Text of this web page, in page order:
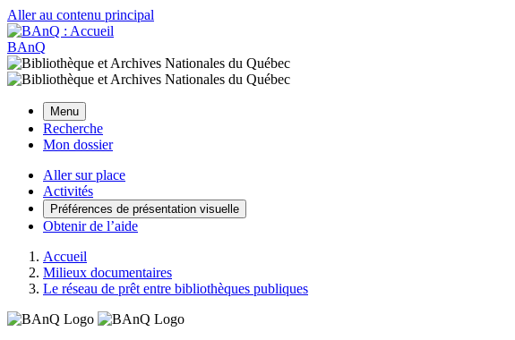
Aller au contenu principal
BAnQ
Menu
Recherche
Mon dossier
Aller sur place
Activités
Préférences de présentation visuelle
Obtenir de l’aide
Accueil
Milieux documentaires
Le réseau de prêt entre bibliothèques publiques